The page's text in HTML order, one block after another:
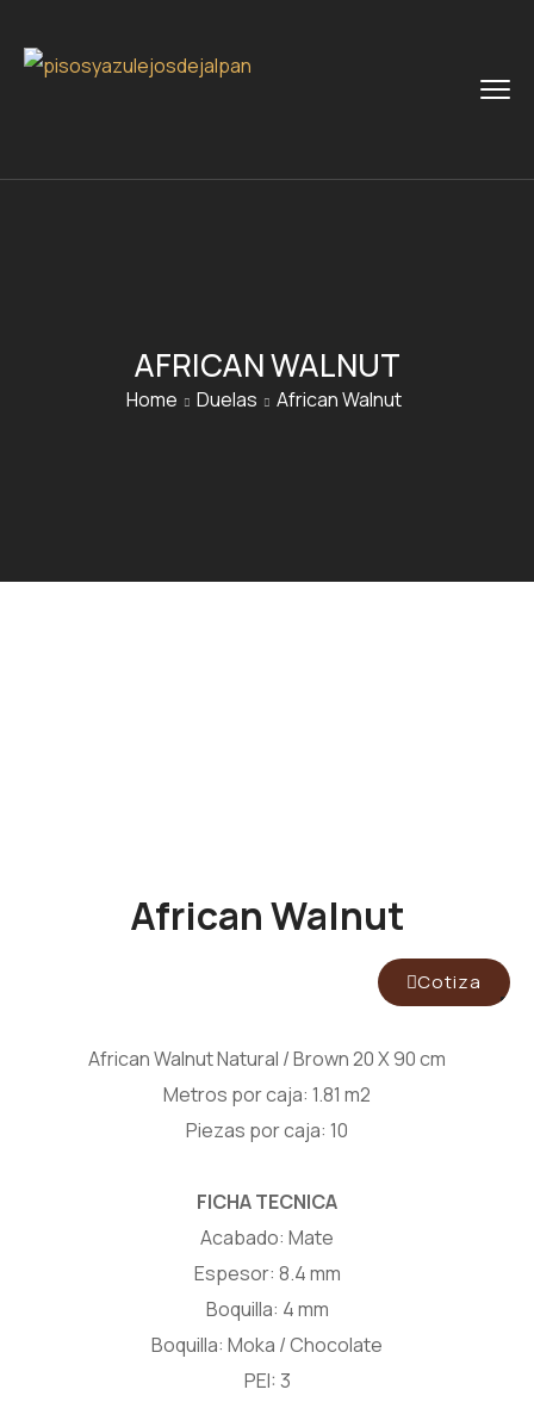
AFRICAN WALNUT
Home Duelas African Walnut
African Walnut
Cotiza
African Walnut Natural / Brown 20 X 90 cm
Metros por caja: 1.81 m2
Piezas por caja: 10
FICHA TECNICA
Acabado: Mate
Espesor: 8.4 mm
Boquilla: 4 mm
Boquilla: Moka / Chocolate
PEI: 3